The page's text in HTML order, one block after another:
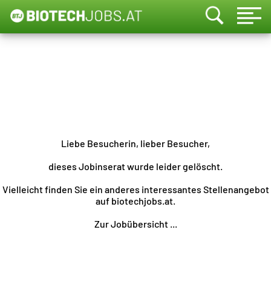
Liebe Besucherin, lieber Besucher,
dieses Jobinserat wurde leider gelöscht.
Vielleicht finden Sie ein anderes interessantes Stellenangebot
auf biotechjobs.at.
Zur Jobübersicht ...